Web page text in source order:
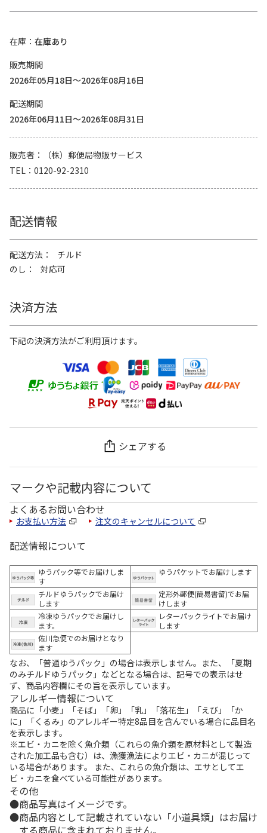
在庫
在庫あり
販売期間
2026年05月18日～2026年08月16日
配送期間
2026年06月11日～2026年08月31日
販売者
（株）郵便局物販サービス
TEL
0120-92-2310
配送情報
配送方法
チルド
のし
対応可
決済方法
下記の決済方法がご利用頂けます。
シェアする
マークや記載内容について
よくあるお問い合わせ
お支払い方法 注文のキャンセルについて
配送情報について
ゆうパック等でお届けしま
す
ゆうパケットでお届けします
チルドゆうパックでお届け
します
定形外郵便(簡易書留)でお届
けします
冷凍ゆうパックでお届けし
ます。
レターパックライトでお届け
します
佐川急便でのお届けとなり
ます
なお、「普通ゆうパック」の場合は表示しません。また、「夏期
のみチルドゆうパック」などとなる場合は、記号での表示はせ
ず、商品内容欄にその旨を表示しています。
アレルギー情報について
商品に「小麦」「そば」「卵」「乳」「落花生」「えび」「か
に」「くるみ」のアレルギー特定8品目を含んでいる場合に品目名
を表示します。
※エビ・カニを除く魚介類（これらの魚介類を原材料として製造
された加工品も含む）は、漁獲漁法によりエビ・カニが混じって
いる場合があります。 また、これらの魚介類は、エサとしてエ
ビ・カニを食べている可能性があります。
その他
商品写真はイメージです。
商品内容として記載されていない「小道具類」はお届け
する商品に含まれておりません。